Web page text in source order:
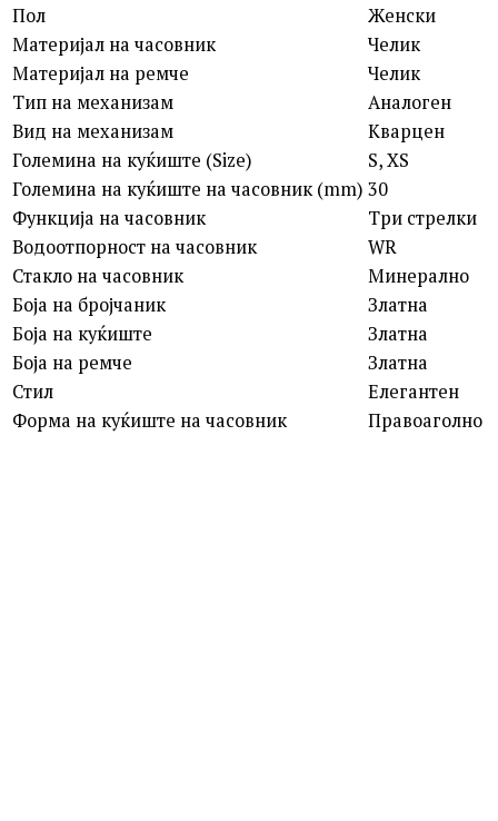
Пол
Женски
Материјал на часовник
Челик
Материјал на ремче
Челик
Тип на механизам
Аналоген
Вид на механизам
Кварцен
Големина на куќиште (Size)
S, XS
Големина на куќиште на часовник (mm) 30
Функција на часовник
Три стрелки
Водоотпорност на часовник
WR
Стакло на часовник
Минерално
Боја на бројчаник
Златна
Боја на куќиште
Златна
Боја на ремче
Златна
Стил
Елегантен
Форма на куќиште на часовник
Правоаголно